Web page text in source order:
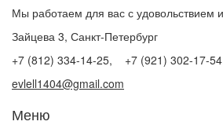
Мы работаем для вас с удовольствием
Зайцева 3, Санкт-Петербург
+7 (812) 334-14-25, +7 (921) 302-17-54
evlell1404@gmail.com
Меню